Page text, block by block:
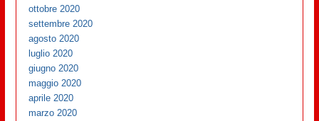
ottobre 2020
settembre 2020
agosto 2020
luglio 2020
giugno 2020
maggio 2020
aprile 2020
marzo 2020